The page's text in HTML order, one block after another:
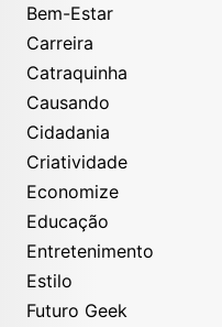
Bem-Estar
Carreira
Catraquinha
Causando
Cidadania
Criatividade
Economize
Educação
Entretenimento
Estilo
Futuro Geek